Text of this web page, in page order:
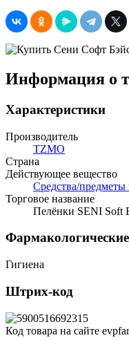
Информация о
Характеристики
Производитель
TZMO
Страна
Действующее вещество
Средства/
Торговое название
Пелёнки SENI Soft
Гигиена
Штрих-код
Код товара на сайте